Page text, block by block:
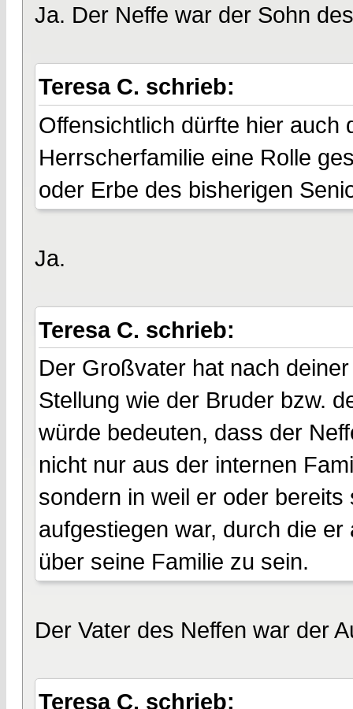
Ja. Der Neffe war der Sohn
Teresa C. schrieb:
Offensichtlich dürfte hier auch
Herrscherfamilie eine Rolle
oder Erbe des bisherigen
Ja.
Teresa C. schrieb:
Der Großvater hat nach
Stellung wie der Bruder bzw.
würde bedeuten, dass der
nicht nur aus der internen
sondern in weil er oder
aufgestiegen war, durch die
über seine Familie zu sein.
Der Vater des Neffen war der
Teresa C. schrieb: